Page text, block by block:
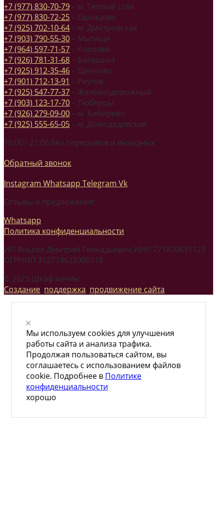
+7 (977) 830-70-79 – м. Теплый стан
+7 (977) 830-72-25 – Одинцово
+7 (925) 702-10-64 – м. Дмитровская
+7 (903) 790-55-30 – Мытищи
+7 (964) 597-71-57 – Королев
+7 (926) 781-31-68 – Балашиха
+7 (925) 912-35-46 – Щелково
+7 (901) 712-13-91 – Реутов
+7 (925) 547-77-37 – Железнодорожный
+7 (903) 123-17-70 – Люберцы
+7 (926) 279-09-00 – м. Бибирево
+7 (925) 555-65-05 – м. Домодедовская
10:00 - 21:00 без перерывов и выходных
Обратный звонок
Instagram Whatsapp Telegram Vk
Отзывы и предложения:
Whatsapp
Политика конфиденциальности
ИП Яньков Дмитрий Геннадьевич ИНН 771870831123
ОГРНИП 312774622000318
© 2023 Шкаф мечты
Создание, поддержка, продвижение сайта
Мы используем cookies для улучшения
работы сайта и анализа трафика.
Продолжая пользоваться сайтом, вы
соглашаетесь с использованием файлов
cookie. Подробнее в Политике
конфиденциальности
хорошо